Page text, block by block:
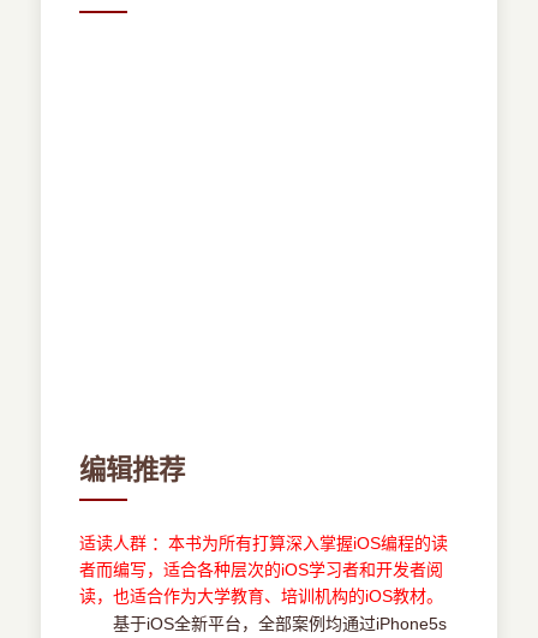
编辑推荐
适读人群 ：本书为所有打算深入掌握iOS编程的读
者而编写，适合各种层次的iOS学习者和开发者阅
读，也适合作为大学教育、培训机构的iOS教材。
基于iOS全新平台，全部案例均通过iPhone5s